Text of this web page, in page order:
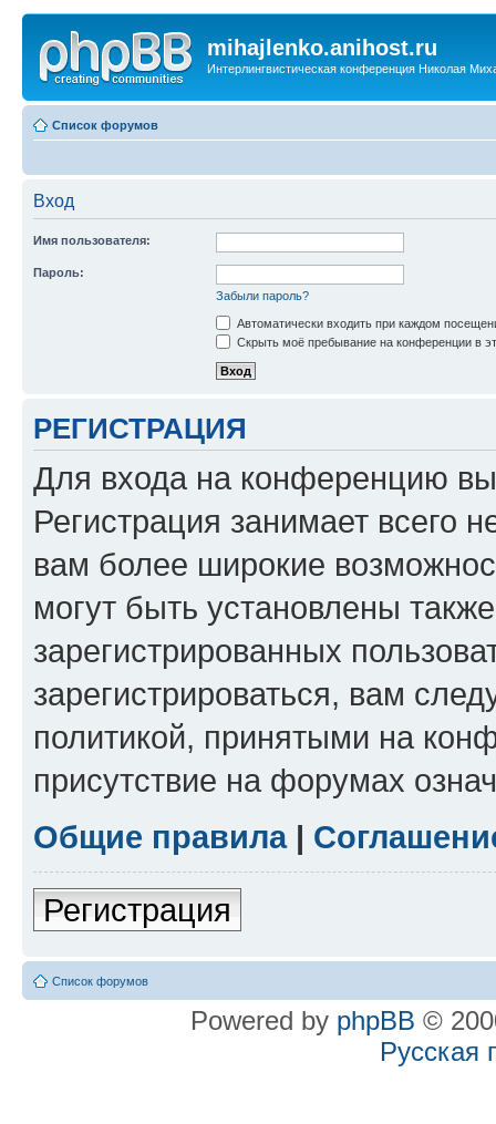
mihajlenko.anihost.ru
Интерлингвистическая конференция Николая
Список форумов
Вход
Имя пользователя:
Пароль:
Забыли пароль?
Автоматически входить при каждом
Скрыть моё пребывание на конференции в
РЕГИСТРАЦИЯ
Для входа на конференцию
Регистрация занимает всего
вам более широкие
могут быть установлены
зарегистрированных
зарегистрироваться, вам
политикой, принятыми на
присутствие на форумах
Общие правила|
Регистрация
Список форумов
Powered by phpBB ©
Русская